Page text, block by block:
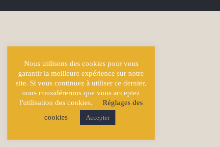
Nous utilisons des cookies pour vous
garantir la meilleure expérience sur notre
site. Si vous continuez à utiliser ce dernier,
nous considérerons que vous acceptez
l'utilisation des cookies.
Réglages des
cookies
Accepter